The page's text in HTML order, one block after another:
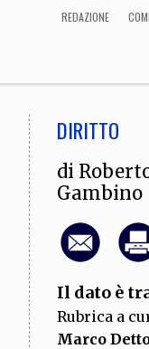
REDAZIONE
ECONOMIA
CULTURA
Arte, Cinema,
Letteratura
DIRITTO
di
Gambino
Il dato è
Rubrica a
Marco